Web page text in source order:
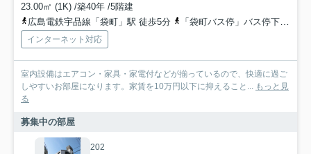
23.00㎡ (1K) /築40年 /5階建
広島電鉄宇品線「袋町」駅 徒歩5分
「袋町バス停」バス停下車 徒歩0分
インターネット対応
室内設備はエアコン・家具・家電付などが揃っているので、快適に過ご
しやすいお部屋になります。家賃を10万円以下に抑えること... もっと見
る
募集中の部屋
202